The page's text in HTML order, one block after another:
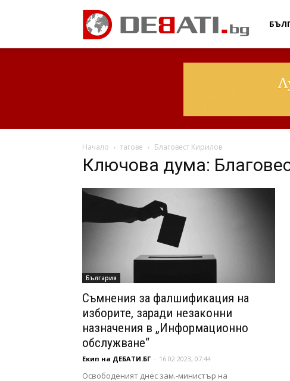
Начало тагове Благовест Кирилов
Ключова дума:
България
Съмнения за фалшификация на
изборите, заради незаконни
назначения в „Информационно
обслужване“
Екип на ДЕБАТИ.БГ - 16.02.2023, 07:44
Освободеният днес зам.-министър на